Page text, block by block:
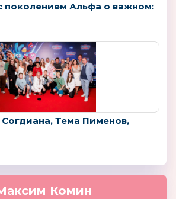
поколением Альфа о важном:
Тема Пименов,
Комин